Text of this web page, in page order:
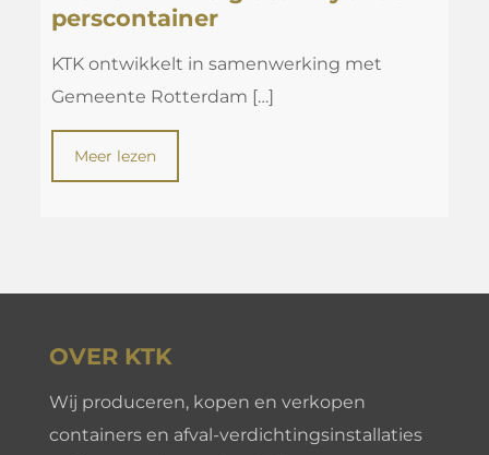
perscontainer
KTK ontwikkelt in samenwerking met
Gemeente Rotterdam […]
Meer lezen
OVER KTK
Wij produceren, kopen en verkopen
containers en afval-verdichtingsinstallaties